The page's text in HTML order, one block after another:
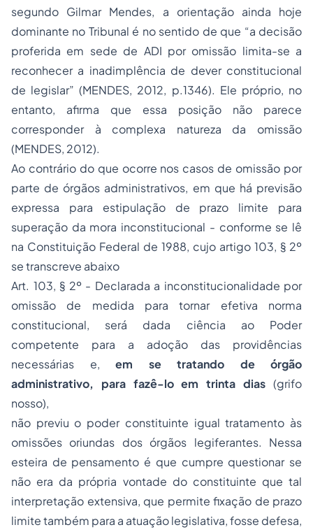
segundo Gilmar Mendes, a orientação ainda hoje
dominante no Tribunal é no sentido de que “a decisão
proferida em sede de ADI por omissão limita-se a
reconhecer a inadimplência de dever constitucional
de legislar” (MENDES, 2012, p.1346). Ele próprio, no
entanto, afirma que essa posição não parece
corresponder à complexa natureza da omissão
(MENDES, 2012).
Ao contrário do que ocorre nos casos de omissão por
parte de órgãos administrativos, em que há previsão
expressa para estipulação de prazo limite para
superação da mora inconstitucional - conforme se lê
na Constituição Federal de 1988, cujo artigo 103, § 2º
se transcreve abaixo
Art. 103, § 2º - Declarada a inconstitucionalidade por
omissão de medida para tornar efetiva norma
constitucional, será dada ciência ao Poder
competente para a adoção das providências
necessárias e, em se tratando de órgão
administrativo, para fazê-lo em trinta dias (grifo
nosso),
não previu o poder constituinte igual tratamento às
omissões oriundas dos órgãos legiferantes. Nessa
esteira de pensamento é que cumpre questionar se
não era da própria vontade do constituinte que tal
interpretação extensiva, que permite fixação de prazo
limite também para a atuação legislativa, fosse defesa,